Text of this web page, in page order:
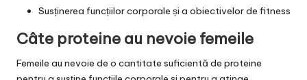
Susținerea funcțiilor corporale și a obiectivelor de fitness
Câte proteine au nevoie femeile
Femeile au nevoie de o cantitate suficientă de proteine